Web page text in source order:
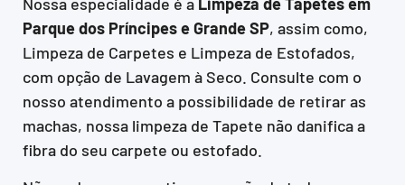
Parque dos Príncipes e Grande SP, assim como,
Limpeza de Carpetes e Limpeza de Estofados,
com opção de Lavagem à Seco. Consulte com o
nosso atendimento a possibilidade de retirar as
machas, nossa limpeza de Tapete não danifica a
fibra do seu carpete ou estofado.